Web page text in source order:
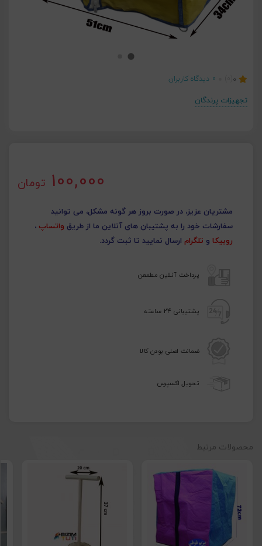
0
0 دیدگاه کاربران
تجهیزات پرندگان
100,000 تومان
مشتریان عزیز، در صورت بروز هر گونه مشکل، می توانید
سفارشات خود را به پشتیبان های آنلاین ما از طریق واتساپ ،
روبیکا و تلگرام ارسال نمایید تا ثبت گردد.
پرداخت آنلاین مطمعن
پشتیبانی 24 ساعته
ضمانت اصلی بودن کالا
تحویل اکسپرس
محصولات مرتبط